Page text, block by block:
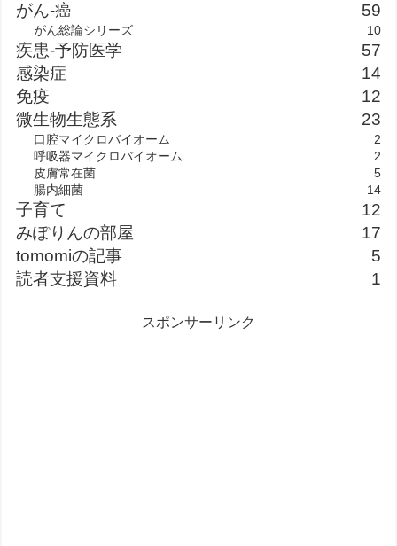
がん-癌
59
がん総論シリーズ 10
疾患-予防医学
57
感染症
14
免疫
12
微生物生態系
23
口腔マイクロバイオーム
2
呼吸器マイクロバイオーム
2
皮膚常在菌
5
腸内細菌
14
子育て
12
みぽりんの部屋
17
tomomiの記事
5
読者支援資料
1
スポンサーリンク